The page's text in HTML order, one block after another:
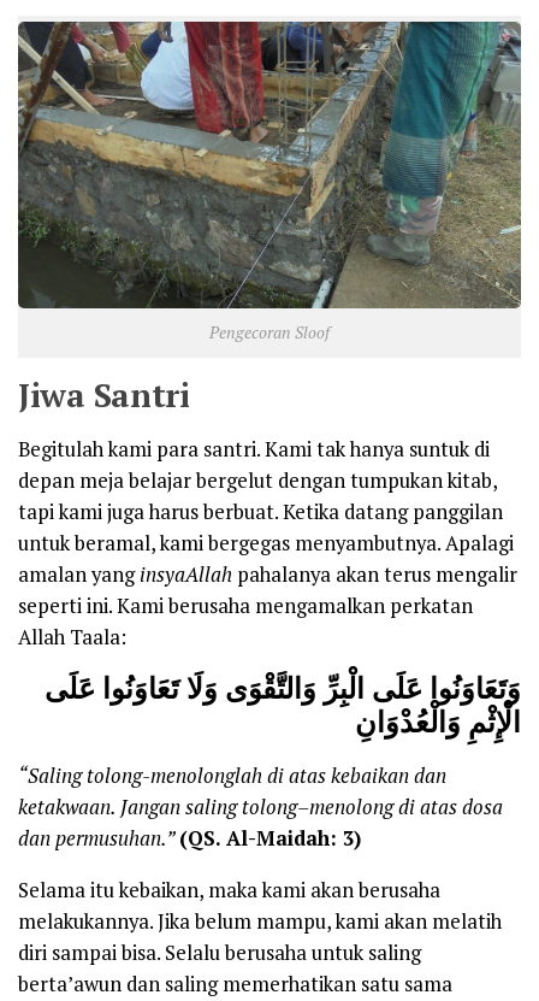
Pengecoran Sloof
Jiwa Santri
Begitulah kami para santri. Kami tak hanya suntuk di
depan meja belajar bergelut dengan tumpukan kitab,
tapi kami juga harus berbuat. Ketika datang panggilan
untuk beramal, kami bergegas menyambutnya. Apalagi
amalan yanginsyaAllah pahalanya akan terus mengalir
seperti ini. Kami berusaha mengamalkan perkatan
Allah Taala:
وَتَعَاوَنُوا عَلَى الْبِرِّ وَالتَّقْوَى وَلَا تَعَاوَنُوا عَلَى
الْإِثْمِ وَالْعُدْوَانِ
“Saling tolong-menolonglah diatas kebaikan dan
ketakwaan. Jangan saling tolong–menolong diatas dosa
dan permusuhan.”(QS. Al-Maidah: 3)
Selama itu kebaikan, maka kami akan berusaha
melakukannya. Jika belum mampu, kami akan melatih
diri sampai bisa. Selalu berusaha untuk saling
berta’awun dan saling memerhatikan satu sama